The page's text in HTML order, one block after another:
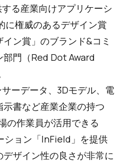
る産業向けアプリケーシ
に権威のあるデザイン賞
イン賞」のブランド&コミ
部門（Red Dot Award
ーデータ、3Dモデル、電
書など産業企業の持つ
の作業員が活用できる
ション「InField」を提供
ザイン性の良さが非常に